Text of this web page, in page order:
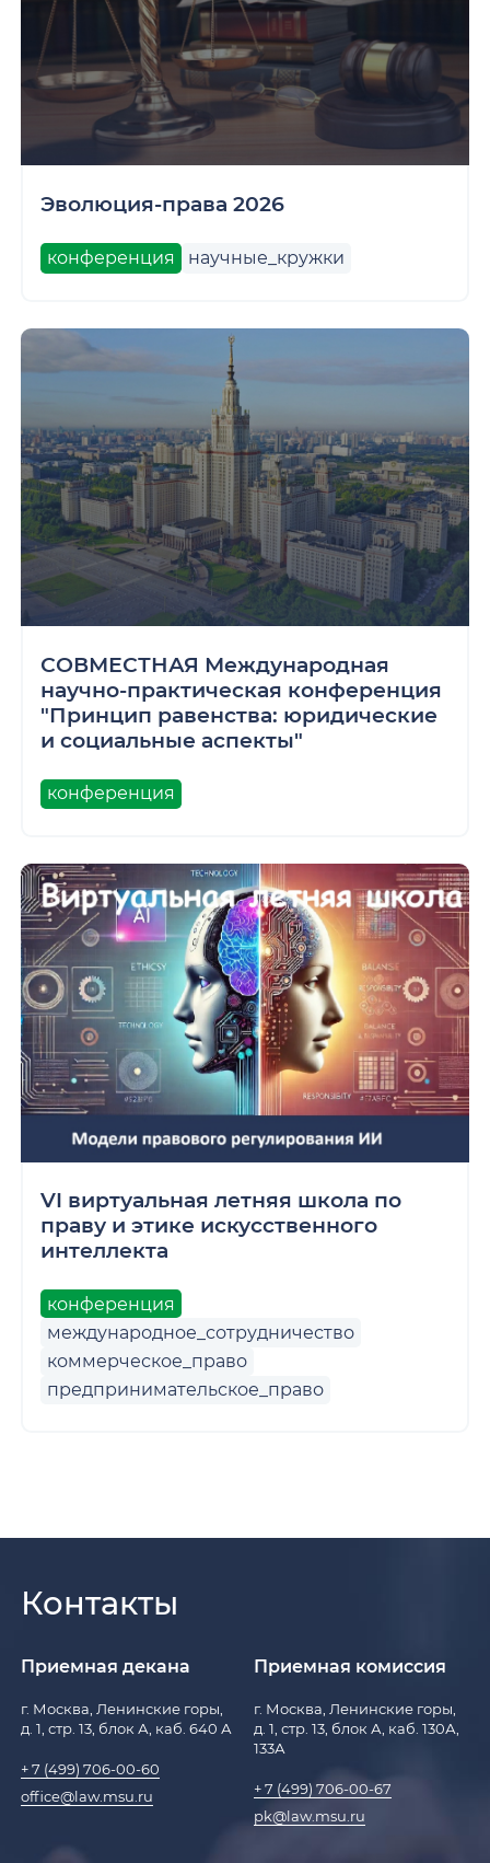
Эволюция-права 2026
конференция научные_кружки
СОВМЕСТНАЯ Международная
научно-практическая конференция
"Принцип равенства: юридические
и социальные аспекты"
конференция
VI виртуальная летняя школа по
праву и этике искусственного
интеллекта
конференция
международное_сотрудничество
коммерческое_право
предпринимательское_право
Контакты
Приемная декана
г. Москва, Ленинские горы,
д. 1, стр. 13, блок А, каб. 640 А
+ 7 (499) 706-00-60
office@law.msu.ru
Приемная комиссия
г. Москва, Ленинские горы,
д. 1, стр. 13, блок А, каб. 130А,
133А
+ 7 (499) 706-00-67
pk@law.msu.ru